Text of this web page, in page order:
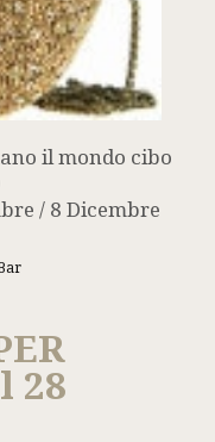
il mondo cibo
/ 8 Dicembre
28